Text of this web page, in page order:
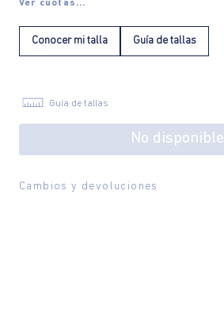
Ver cuotas...
Conocer mi talla Guía de tallas
Guía de tallas
No disponible
Cambios y devoluciones